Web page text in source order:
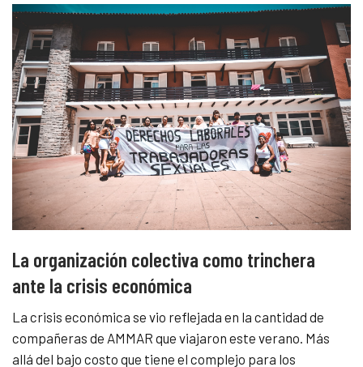
La organización colectiva como trinchera
ante la crisis económica
La crisis económica se vio reflejada en la cantidad de
compañeras de AMMAR que viajaron este verano. Más
allá del bajo costo que tiene el complejo para los